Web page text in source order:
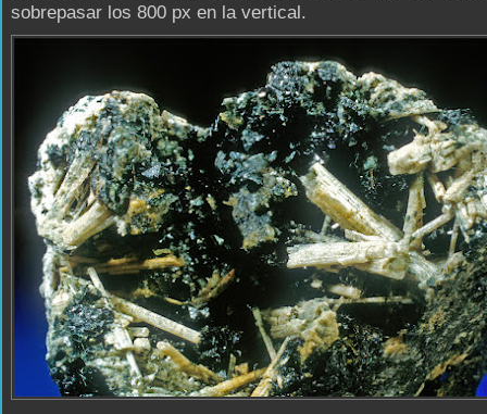
sobrepasar los 800 px en la vertical.